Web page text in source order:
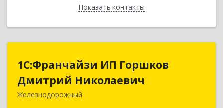
Показать контакты
Назад
1С:Франчайзи ИП Горшков
Дмитрий Николаевич
Железнодорожный
1С:Франчайзи ИП Горшков
Дмитрий Николаевич
143980, Московская обл, Железнодорожный г,